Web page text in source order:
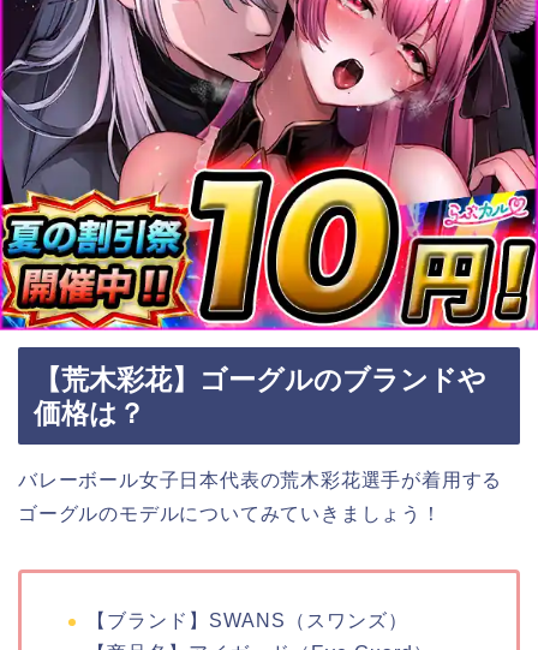
【荒木彩花】ゴーグルのブランドや
価格は？
バレーボール女子日本代表の荒木彩花選手が着用する
ゴーグルのモデルについてみていきましょう！
【ブランド】SWANS（スワンズ）